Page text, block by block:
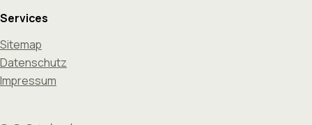
Services
Sitemap
Datenschutz
Impressum